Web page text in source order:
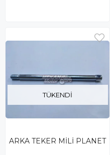
TÜKENDI
ARKA TEKER MİLİ PLANET